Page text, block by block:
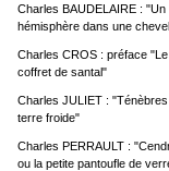
Charles BAUDELAIRE : "Un
hémisphère dans une
Charles CROS : préface "Le
coffret de santal"
Charles JULIET : "Ténèbres
terre froide"
Charles PERRAULT :
ou la petite pantoufle de